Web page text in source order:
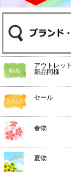
アウトレット
新品同様
セール
春物
夏物